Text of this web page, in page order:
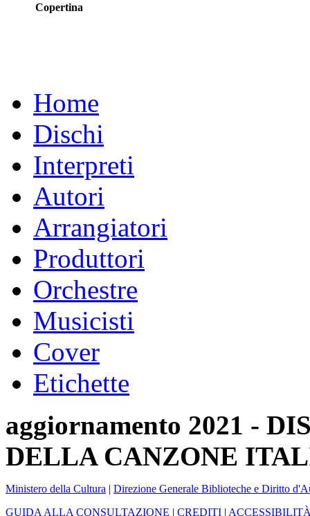
Copertina
Home
Dischi
Interpreti
Autori
Arrangiatori
Produttori
Orchestre
Musicisti
Cover
Etichette
aggiornamento 2021 -
DELLA CANZONE
Ministero della Cultura | Direzione Generale Biblioteche e Diritto
GUIDA ALLA CONSULTAZIONE | CREDITI |